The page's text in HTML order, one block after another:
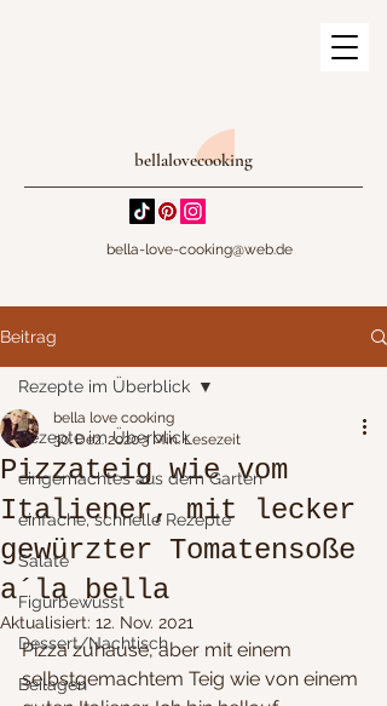
bellalovecooking
bella-love-cooking@web.de
Beitrag
Rezepte im Überblick
eingemachtes aus dem Garten
einfache, schnelle Rezepte
Salate
Figurbewusst
Dessert/Nachtisch
Beilagen
Rezepte im Überblick
Pizzateig wie vom
Italiener, mit lecker
gewürzter Tomatensoße
a´la bella
bella love cooking
30. Dez. 20203 Min. Lesezeit
Aktualisiert: 12. Nov. 2021
Pizza zuhause, aber mit einem
selbstgemachtem Teig wie von einem